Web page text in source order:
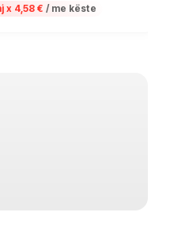
x 4,58 € / me këste